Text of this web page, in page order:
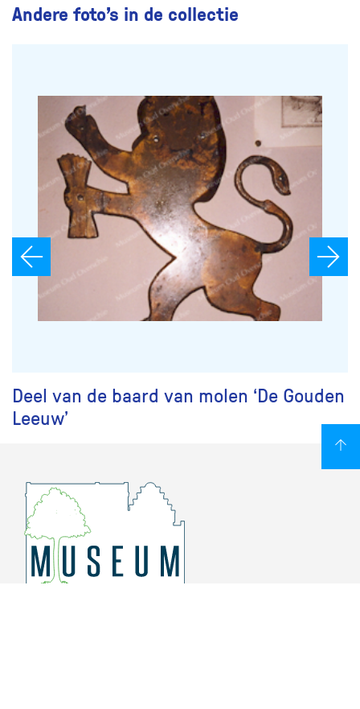
Andere foto’s in de collectie
Deel van de baard van molen ‘De Gouden
Leeuw’